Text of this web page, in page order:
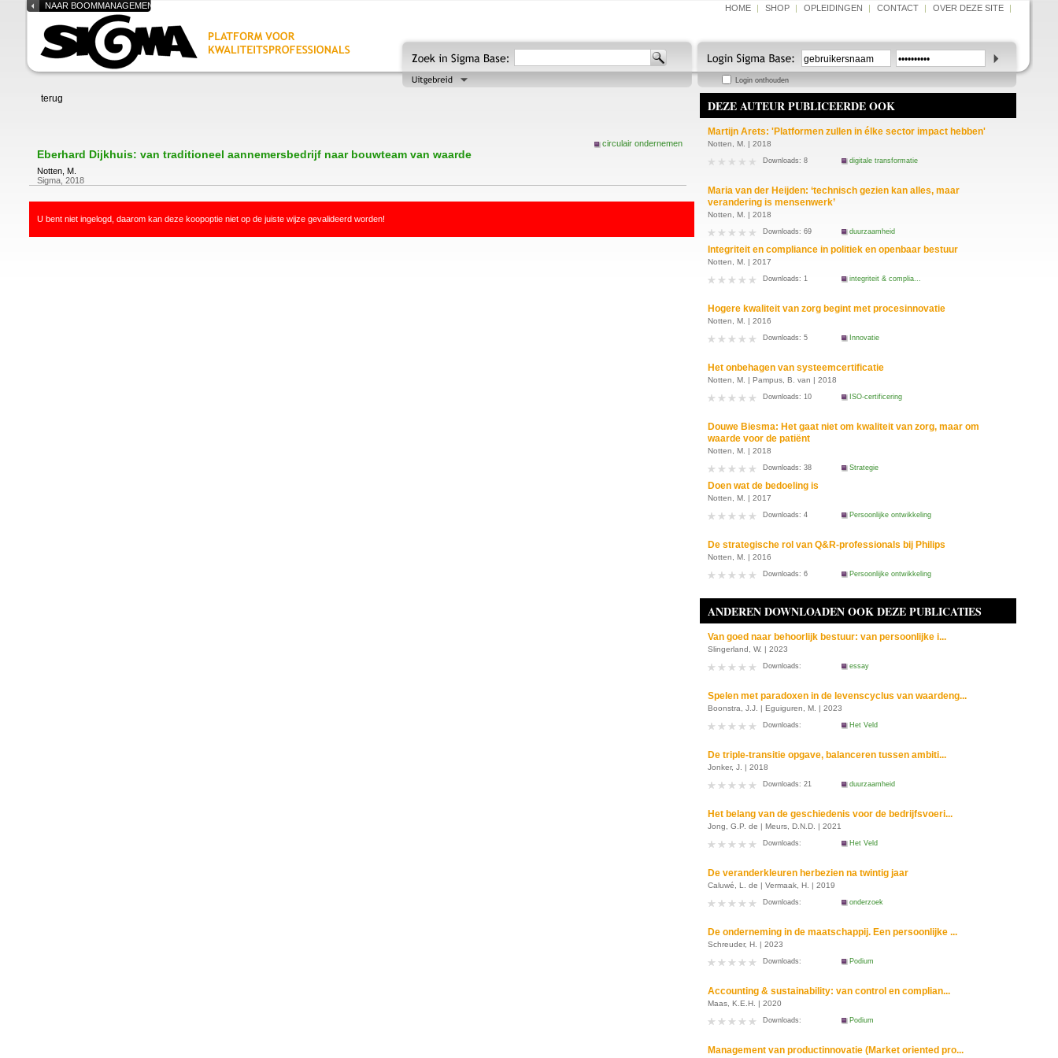
NAAR BOOMMANAGEMENT.NL HOME | SHOP | OPLEIDINGEN | CONTACT | OVER DEZE SITE |
Login onthouden
terug
circulair ondernemen
Eberhard Dijkhuis: van traditioneel aannemersbedrijf naar bouwteam van waarde
Notten, M.
Sigma, 2018
U bent niet ingelogd, daarom kan deze koopoptie niet op de juiste wijze gevalideerd worden!
DEZE AUTEUR PUBLICEERDE OOK
Martijn Arets: 'Platformen zullen in élke sector impact hebben'
Notten, M. | 2018
Downloads: 8 digitale transformatie
Maria van der Heijden: ‘technisch gezien kan alles, maar
verandering is mensenwerk’
Notten, M. | 2018
Downloads: 69 duurzaamheid
Integriteit en compliance in politiek en openbaar bestuur
Notten, M. | 2017
Downloads: 1 integriteit & complia...
Hogere kwaliteit van zorg begint met procesinnovatie
Notten, M. | 2016
Downloads: 5 Innovatie
Het onbehagen van systeemcertificatie
Notten, M. | Pampus, B. van | 2018
Downloads: 10 ISO-certificering
Douwe Biesma: Het gaat niet om kwaliteit van zorg, maar om
waarde voor de patiënt
Notten, M. | 2018
Downloads: 38 Strategie
Doen wat de bedoeling is
Notten, M. | 2017
Downloads: 4 Persoonlijke ontwikkeling
De strategische rol van Q&R-professionals bij Philips
Notten, M. | 2016
Downloads: 6 Persoonlijke ontwikkeling
ANDEREN DOWNLOADEN OOK DEZE PUBLICATIES
Van goed naar behoorlijk bestuur: van persoonlijke i...
Slingerland, W. | 2023
Downloads: essay
Spelen met paradoxen in de levenscyclus van waardeng...
Boonstra, J.J. | Eguiguren, M. | 2023
Downloads: Het Veld
De triple-transitie opgave, balanceren tussen ambiti...
Jonker, J. | 2018
Downloads: 21 duurzaamheid
Het belang van de geschiedenis voor de bedrijfsvoeri...
Jong, G.P. de | Meurs, D.N.D. | 2021
Downloads: Het Veld
De veranderkleuren herbezien na twintig jaar
Caluwé, L. de | Vermaak, H. | 2019
Downloads: onderzoek
De onderneming in de maatschappij. Een persoonlijke ...
Schreuder, H. | 2023
Downloads: Podium
Accounting & sustainability: van control en complian...
Maas, K.E.H. | 2020
Downloads: Podium
Management van productinnovatie (Market oriented pro...